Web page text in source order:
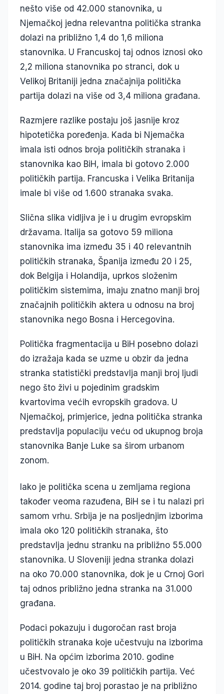
nešto više od 42.000 stanovnika, u
Njemačkoj jedna relevantna politička stranka
dolazi na približno 1,4 do 1,6 miliona
stanovnika. U Francuskoj taj odnos iznosi oko
2,2 miliona stanovnika po stranci, dok u
Velikoj Britaniji jedna značajnija politička
partija dolazi na više od 3,4 miliona građana.
Razmjere razlike postaju još jasnije kroz
hipotetička poređenja. Kada bi Njemačka
imala isti odnos broja političkih stranaka i
stanovnika kao BiH, imala bi gotovo 2.000
političkih partija. Francuska i Velika Britanija
imale bi više od 1.600 stranaka svaka.
Slična slika vidljiva je i u drugim evropskim
državama. Italija sa gotovo 59 miliona
stanovnika ima između 35 i 40 relevantnih
političkih stranaka, Španija između 20 i 25,
dok Belgija i Holandija, uprkos složenim
političkim sistemima, imaju znatno manji broj
značajnih političkih aktera u odnosu na broj
stanovnika nego Bosna i Hercegovina.
Politička fragmentacija u BiH posebno dolazi
do izražaja kada se uzme u obzir da jedna
stranka statistički predstavlja manji broj ljudi
nego što živi u pojedinim gradskim
kvartovima većih evropskih gradova. U
Njemačkoj, primjerice, jedna politička stranka
predstavlja populaciju veću od ukupnog broja
stanovnika Banje Luke sa širom urbanom
zonom.
Iako je politička scena u zemljama regiona
također veoma razuđena, BiH se i tu nalazi pri
samom vrhu. Srbija je na posljednjim izborima
imala oko 120 političkih stranaka, što
predstavlja jednu stranku na približno 55.000
stanovnika. U Sloveniji jedna stranka dolazi
na oko 70.000 stanovnika, dok je u Crnoj Gori
taj odnos približno jedna stranka na 31.000
građana.
Podaci pokazuju i dugoročan rast broja
političkih stranaka koje učestvuju na izborima
u BiH. Na općim izborima 2010. godine
učestvovalo je oko 39 političkih partija. Već
2014. godine taj broj porastao je na približno